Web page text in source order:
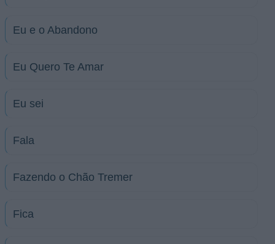
Eu e o Abandono
Eu Quero Te Amar
Eu sei
Fala
Fazendo o Chão Tremer
Fica